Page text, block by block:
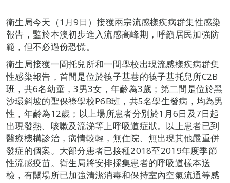
衛生局今天（1月9日）接獲兩宗流感樣疾病群集性感染
報告，鍳於本澳初步進入流感高峰期，呼籲居民加強防
範，但不必過份恐慌。
衛生局接獲一間托兒所和一間學校出現流感樣疾病群集
性感染報告，首間是位於筷子基巷的筷子基托兒所C2B
班，共6名幼童，3男3女，年齡為3歲；第二間是位於黑
沙環斜坡的聖保祿學校P6B班，共5名學生發病，均為男
性，年齡為12歲；以上場所患者分別於1月6日及7日起
出現發熱、咳嗽及流涕等上呼吸道症狀。以上患者已到
醫療機構診治，病情較輕，無住院、無出現其他嚴重併
發症的個案。大部分患者已接種2018至2019年度季節
性流感疫苗。衛生局將安排採集患者的呼吸道樣本送
檢，有關場所已加強清潔消毒和保持室內空氣流通等感